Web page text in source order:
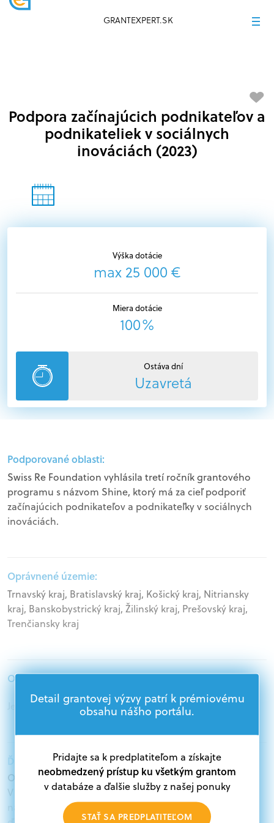
GRANTEXPERT.SK
Výška dotácie
max 25 000 €
Miera dotácie
100%
Ostáva dní
Uzavretá
Podpora začínajúcich podnikateľov a
podnikateliek v sociálnych
inováciách (2023)
Podporované oblasti:
Swiss Re Foundation vyhlásila tretí ročník grantového
programu s názvom Shine, ktorý má za cieľ podporiť
začínajúcich podnikateľov a podnikateľky v sociálnych
inováciách.
Oprávnené územie:
Trnavský kraj, Bratislavský kraj, Košický kraj, Nitriansky
kraj, Banskobystrický kraj, Žilinský kraj, Prešovský kraj,
Trenčiansky kraj
Oprávnení žiadatelia:
Jednotlivci, Mimovládne organizácie, Podnikatelia
Ďalšie informácie:
Oprávnení žiadatelia:
V databáze grantov a dotácií na portáli Grantexpert.sk
nájdete aktuálne výzvy z eurofondov, plánu obnovy a
Detail grantovej výzvy patrí k prémiovému
obsahu nášho portálu.
Pridajte sa k predplatiteľom a získajte
neobmedzený prístup ku všetkým grantom
v databáze a ďalšie služby z našej ponuky
STAŤ SA PREDPLATITEĽOM